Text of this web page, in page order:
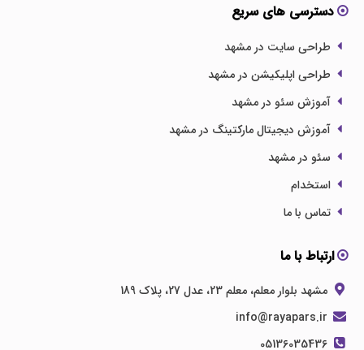
دسترسی های سریع
طراحی سایت در مشهد
طراحی اپلیکیشن در مشهد
آموزش سئو در مشهد
آموزش دیجیتال مارکتینگ در مشهد
سئو در مشهد
استخدام
تماس با ما
ارتباط با ما
مشهد بلوار معلم، معلم 23، عدل 27، پلاک 189
05136035436